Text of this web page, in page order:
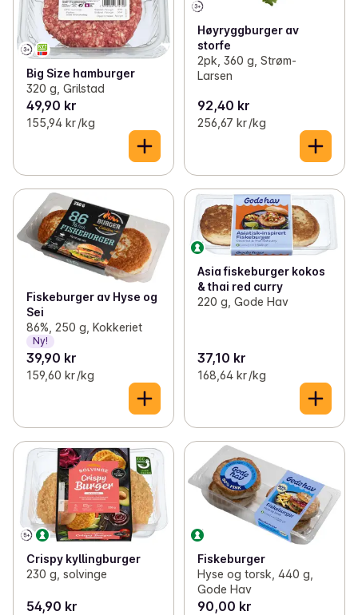
Big Size hamburger
320 g, Grilstad
49,90 kr
155,94 kr /kg
Høyryggburger av
storfe
2pk, 360 g, Strøm-
Larsen
92,40 kr
256,67 kr /kg
Fiskeburger av Hyse og
Sei
86%, 250 g, Kokkeriet
Ny!
39,90 kr
159,60 kr /kg
Asia fiskeburger kokos
& thai red curry
220 g, Gode Hav
37,10 kr
168,64 kr /kg
Crispy kyllingburger
230 g, solvinge
54,90 kr
Fiskeburger
Hyse og torsk, 440 g,
Gode Hav
90,00 kr